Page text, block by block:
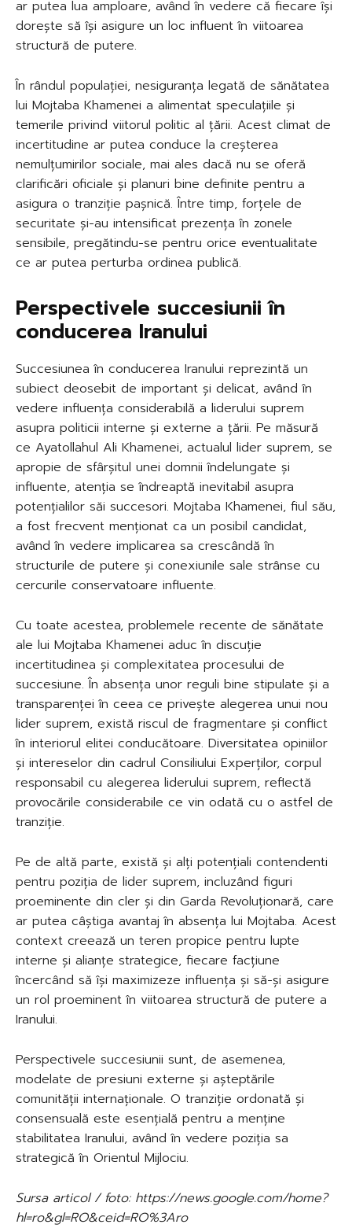
ar putea lua amploare, având în vedere că fiecare își
dorește să își asigure un loc influent în viitoarea
structură de putere.
În rândul populației, nesiguranța legată de sănătatea
lui Mojtaba Khamenei a alimentat speculațiile și
temerile privind viitorul politic al țării. Acest climat de
incertitudine ar putea conduce la creșterea
nemulțumirilor sociale, mai ales dacă nu se oferă
clarificări oficiale și planuri bine definite pentru a
asigura o tranziție pașnică. Între timp, forțele de
securitate și-au intensificat prezența în zonele
sensibile, pregătindu-se pentru orice eventualitate
ce ar putea perturba ordinea publică.
Perspectivele succesiunii în
conducerea Iranului
Succesiunea în conducerea Iranului reprezintă un
subiect deosebit de important și delicat, având în
vedere influența considerabilă a liderului suprem
asupra politicii interne și externe a țării. Pe măsură
ce Ayatollahul Ali Khamenei, actualul lider suprem, se
apropie de sfârșitul unei domnii îndelungate și
influente, atenția se îndreaptă inevitabil asupra
potențialilor săi succesori. Mojtaba Khamenei, fiul său,
a fost frecvent menționat ca un posibil candidat,
având în vedere implicarea sa crescândă în
structurile de putere și conexiunile sale strânse cu
cercurile conservatoare influente.
Cu toate acestea, problemele recente de sănătate
ale lui Mojtaba Khamenei aduc în discuție
incertitudinea și complexitatea procesului de
succesiune. În absența unor reguli bine stipulate și a
transparenței în ceea ce privește alegerea unui nou
lider suprem, există riscul de fragmentare și conflict
în interiorul elitei conducătoare. Diversitatea opiniilor
și intereselor din cadrul Consiliului Experților, corpul
responsabil cu alegerea liderului suprem, reflectă
provocările considerabile ce vin odată cu o astfel de
tranziție.
Pe de altă parte, există și alți potențiali contendenti
pentru poziția de lider suprem, incluzând figuri
proeminente din cler și din Garda Revoluționară, care
ar putea câștiga avantaj în absența lui Mojtaba. Acest
context creează un teren propice pentru lupte
interne și alianțe strategice, fiecare facțiune
încercând să își maximizeze influența și să-și asigure
un rol proeminent în viitoarea structură de putere a
Iranului.
Perspectivele succesiunii sunt, de asemenea,
modelate de presiuni externe și așteptările
comunității internaționale. O tranziție ordonată și
consensuală este esențială pentru a menține
stabilitatea Iranului, având în vedere poziția sa
strategică în Orientul Mijlociu.
Sursa articol / foto: https://news.google.com/home?
hl=ro&gl=RO&ceid=RO%3Aro